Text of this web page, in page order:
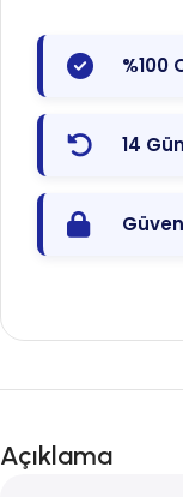
%100
14
Açıklama